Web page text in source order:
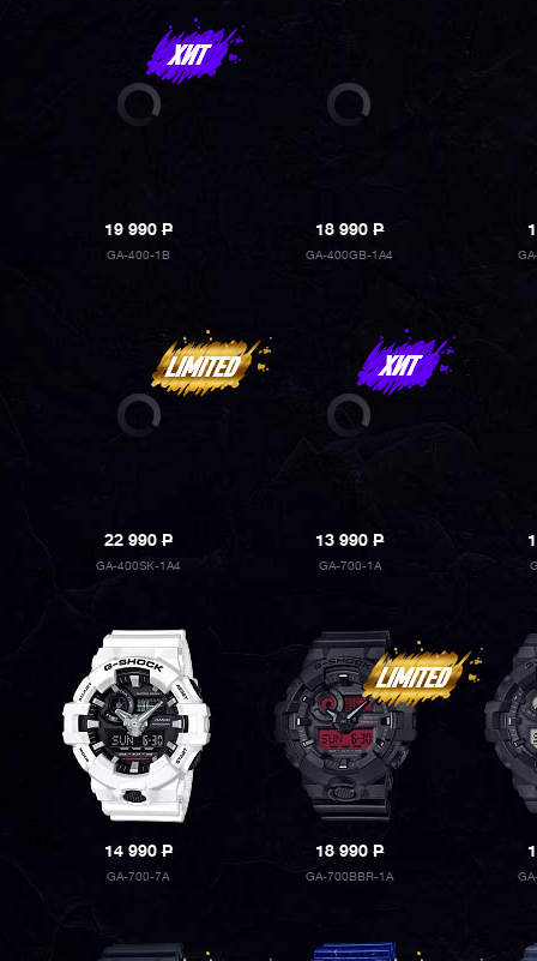
19 990P
GA-400-1B
18 990P
GA-400GB-1A4
22 990P
GA-400SK-1A4
13 990P
GA-700-1A
14 990P
GA-700-7A
18 990P
GA-700BBR-1A